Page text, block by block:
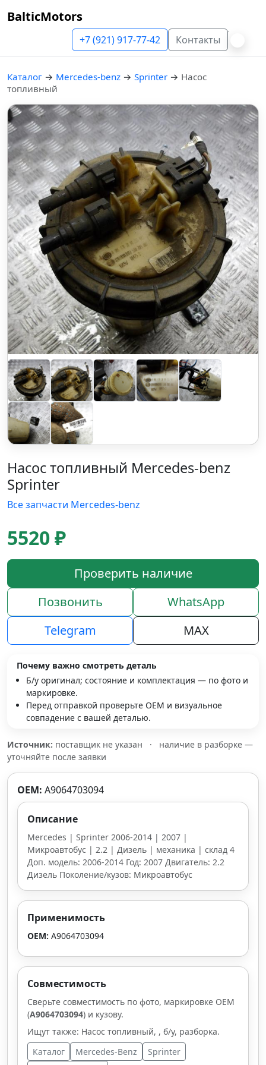
BalticMotors
+7 (921) 917-77-42 Контакты
Каталог → Mercedes-benz → Sprinter → Насос
топливный
Насос топливный Mercedes-benz
Sprinter
Все запчасти Mercedes-benz
5520 ₽
Проверить наличие
Позвонить
WhatsApp
Telegram
MAX
Почему важно смотреть деталь
Б/у оригинал; состояние и комплектация — по фото и
маркировке.
Перед отправкой проверьте OEM и визуальное
совпадение с вашей деталью.
Источник: поставщик не указан ·
наличие в разборке —
уточняйте после заявки
OEM: A9064703094
Описание
Mercedes | Sprinter 2006-2014 | 2007 |
Микроавтобус | 2.2 | Дизель | механика | склад 4
Доп. модель: 2006-2014 Год: 2007 Двигатель: 2.2
Дизель Поколение/кузов: Микроавтобус
Применимость
OEM: A9064703094
Совместимость
Сверьте совместимость по фото, маркировке OEM
(A9064703094) и кузову.
Ищут также: Насос топливный, , б/у, разборка.
Каталог
Mercedes-Benz
Sprinter